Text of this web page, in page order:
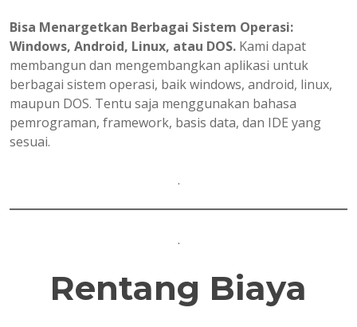
Bisa Menargetkan Berbagai Sistem Operasi:
Windows, Android, Linux, atau DOS. Kami dapat
membangun dan mengembangkan aplikasi untuk
berbagai sistem operasi, baik windows, android, linux,
maupun DOS. Tentu saja menggunakan bahasa
pemrograman, framework, basis data, dan IDE yang
sesuai.
.
.
Rentang Biaya